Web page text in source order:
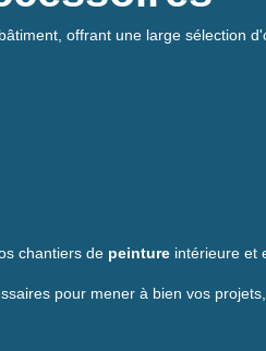
offrant une large sélection
chantiers de peinture intérieure et
pour mener à bien vos